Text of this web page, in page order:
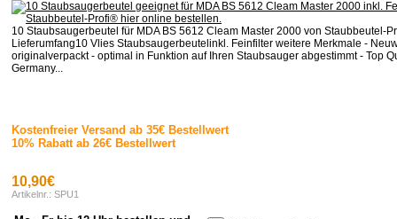
10 Staubsaugerbeutel für MDA BS 5612 Cleam Master 2000 von Staubbeutel-
Lieferumfang10 Vlies Staubsaugerbeutelinkl. Feinfilter weitere Merkmale -
originalverpackt - optimal in Funktion auf Ihren Staubsauger abgestimmt - Top
Germany...
Kostenfreier Versand ab 35€ Bestellwert
10% Rabatt ab 26€ Bestellwert
10,90€
Artikelnr.: SPU1